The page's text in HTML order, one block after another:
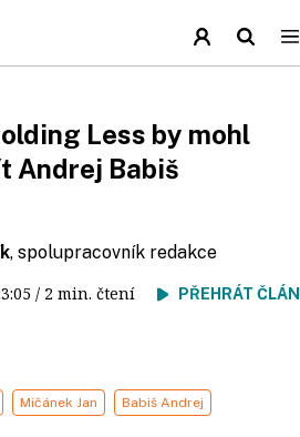
Less by mohl
Andrej Babiš
, spolupracovník redakce
/ 2 min. čtení PŘEHRÁT
Mičánek Jan Babiš Andrej